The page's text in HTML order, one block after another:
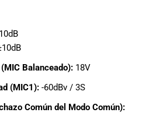
adecuado para
ti, y ofrecerte el
mejor servicio
al cliente
Además,
ofrecemos
Balanceado): 18V
(MIC1): -60dBv / 3S
Común del Modo Común):